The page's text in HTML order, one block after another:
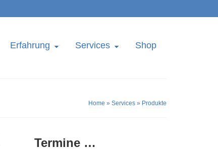
Erfahrung Services Shop
Home » Services » Produkte
Termine …